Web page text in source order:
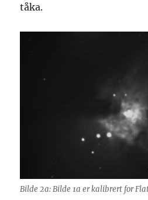
tåka.
Bilde 2a: Bilde 1a er kalibrert for